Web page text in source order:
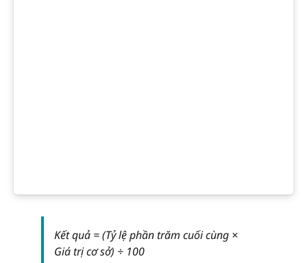
Kết quả = (Tỷ lệ phần trăm cuối cùng ×
Giá trị cơ sở) ÷ 100